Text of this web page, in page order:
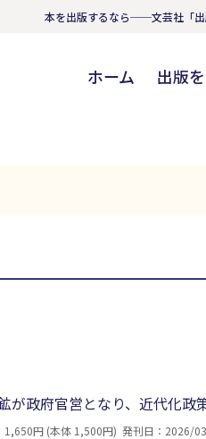
本を出版するなら──文芸社「出
ホーム 出版
が政府官営となり、近代化
い塀の中は地獄」と恐れられ
1,650円 (本体 1,500円) 発刊日：2026/